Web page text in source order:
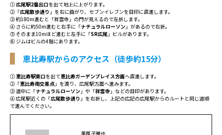
①広尾駅2番出口を出て地上に上がります。
②「広尾散歩通り 」を右に曲がり、セブンイレブンを目印に直進します。
③ 約180m進むと「祥雲寺」の門が見えるので左折します。
④ さらに約50m進むと右手に「ナチュラルローソン 」があるので右折。
⑤ そのまま10mほど進むと左手に「SR広尾 」ビルがあります。
⑥ ジムはビルの4階にあります。
恵比寿駅からのアクセス（徒歩約15分）
① 恵比寿駅東口を出て恵比寿ガーデンプレイス方面へ直進します。
②「恵比寿南交差点 」を渡り、広尾駅方面へ進みます。
③ 道中に「ナチュラルローソン 」や「祥雲寺 」などの目印があります。
④ 広尾駅近くの「広尾散歩通り 」を右折し、上記の広記の広尾駅からのルートと同じ道順
で進んでください。
黒厚子雅也